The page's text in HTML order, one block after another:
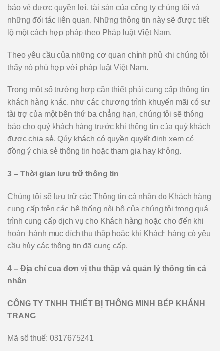
bảo vệ được quyền lợi, tài sản của công ty chúng tôi và
những đối tác liên quan. Những thông tin này sẽ được tiết
lộ một cách hợp pháp theo Pháp luật Việt Nam.
Theo yêu cầu của những cơ quan chính phủ khi chúng tôi
thấy nó phù hợp với pháp luật Việt Nam.
Trong một số trường hợp cần thiết phải cung cấp thông tin
khách hàng khác, như các chương trình khuyến mãi có sự
tài trợ của một bên thứ ba chẳng hạn, chúng tôi sẽ thông
báo cho quý khách hàng trước khi thông tin của quý khách
được chia sẻ. Qúy khách có quyền quyết định xem có
đồng ý chia sẻ thông tin hoặc tham gia hay không.
3 – Thời gian lưu trữ thông tin
Chúng tôi sẽ lưu trữ các Thông tin cá nhân do Khách hàng
cung cấp trên các hệ thống nội bộ của chúng tôi trong quá
trình cung cấp dịch vụ cho Khách hàng hoặc cho đến khi
hoàn thành mục đích thu thập hoặc khi Khách hàng có yêu
cầu hủy các thông tin đã cung cấp.
4 – Địa chỉ của đơn vị thu thập và quản lý thông tin cá
nhân
CÔNG TY TNHH THIẾT BỊ THÔNG MINH BẾP KHÁNH
TRANG
Mã số thuế: 0317675241